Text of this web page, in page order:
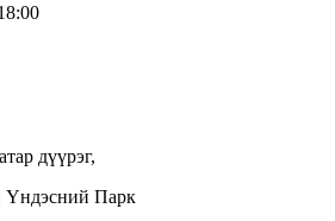
дүүрэг,
Үндэсний Парк